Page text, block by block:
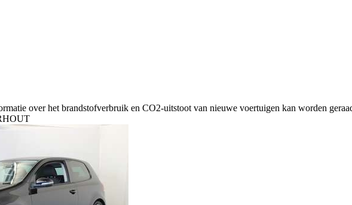
over het brandstofverbruik en CO2-uitstoot van nieuwe voertuigen kan worden